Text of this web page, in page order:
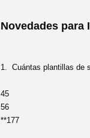
Novedades para
1. Cuántas plantillas de
45
56
**177